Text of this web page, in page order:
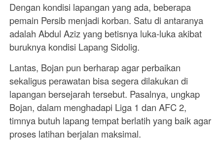
Dengan kondisi lapangan yang ada, beberapa
pemain Persib menjadi korban. Satu di antaranya
adalah Abdul Aziz yang betisnya luka-luka akibat
buruknya kondisi Lapang Sidolig.
Lantas, Bojan pun berharap agar perbaikan
sekaligus perawatan bisa segera dilakukan di
lapangan bersejarah tersebut. Pasalnya, ungkap
Bojan, dalam menghadapi Liga 1 dan AFC 2,
timnya butuh lapang tempat berlatih yang baik agar
proses latihan berjalan maksimal.